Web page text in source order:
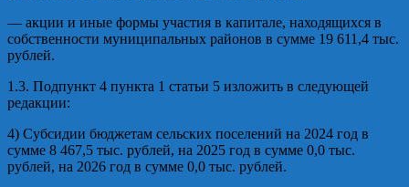
— акции и иные формы участия в капитале, находящихся в
собственности муниципальных районов в сумме 19 611,4 тыс.
рублей.
1.3. Подпункт 4 пункта 1 статьи 5 изложить в следующей
редакции:
4) Субсидии бюджетам сельских поселений на 2024 год в
сумме 8 467,5 тыс. рублей, на 2025 год в сумме 0,0 тыс.
рублей, на 2026 год в сумме 0,0 тыс. рублей.